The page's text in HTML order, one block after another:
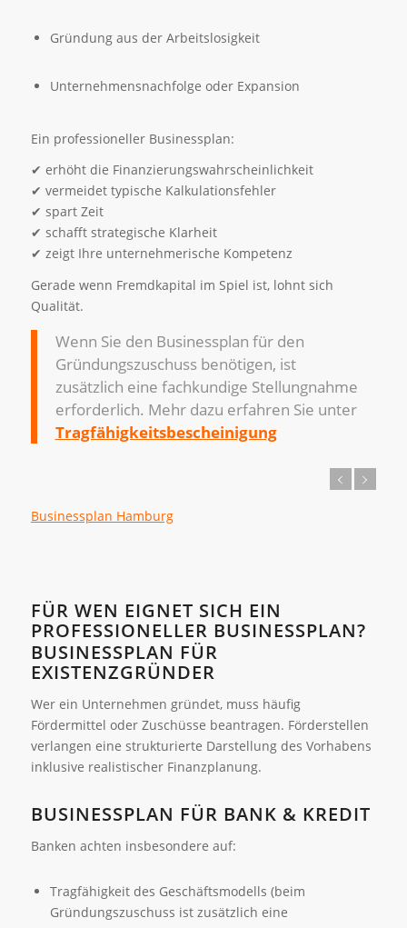
Gründung aus der Arbeitslosigkeit
Unternehmensnachfolge oder Expansion
Ein professioneller Businessplan:
✔ erhöht die Finanzierungswahrscheinlichkeit
✔ vermeidet typische Kalkulationsfehler
✔ spart Zeit
✔ schafft strategische Klarheit
✔ zeigt Ihre unternehmerische Kompetenz
Gerade wenn Fremdkapital im Spiel ist, lohnt sich
Qualität.
Wenn Sie den Businessplan für den
Gründungszuschuss benötigen, ist
zusätzlich eine fachkundige Stellungnahme
erforderlich. Mehr dazu erfahren Sie unter
Tragfähigkeitsbescheinigung
Businessplan Hamburg
FÜR WEN EIGNET SICH EIN
PROFESSIONELLER BUSINESSPLAN?
BUSINESSPLAN FÜR
EXISTENZGRÜNDER
Wer ein Unternehmen gründet, muss häufig
Fördermittel oder Zuschüsse beantragen. Förderstellen
verlangen eine strukturierte Darstellung des Vorhabens
inklusive realistischer Finanzplanung.
BUSINESSPLAN FÜR BANK & KREDIT
Banken achten insbesondere auf:
Tragfähigkeit des Geschäftsmodells (beim
Gründungszuschuss ist zusätzlich eine